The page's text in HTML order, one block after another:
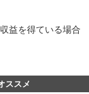
益を得ている場合
ススメ